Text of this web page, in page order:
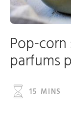
Pop-
parfums
15 MINS